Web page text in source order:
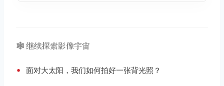
🕸️ 继续探索影像宇宙
• 面对大太阳，我们如何拍好一张背光照？